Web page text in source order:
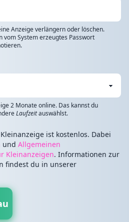
Anzeige verlängern oder löschen.
vom System erzeugtes Passwort
2 Monate online. Das kannst du
Laufzeitauswählst.
ist kostenlos. Dabei
und Allgemeinen
Kleinanzeigen. Informationen zur
findest du in unserer